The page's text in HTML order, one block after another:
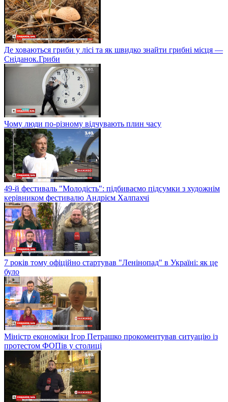
Де ховаються гриби у лісі та як швидко знайти грибні місця —
Сніданок.Гриби
Чому люди по-різному відчувають плин часу
49-й фестиваль "Молодість": підбиваємо підсумки з художнім
керівником фестивалю Андрієм Халпахчі
7 років тому офіційно стартував "Ленінопад" в Україні: як це
було
Міністр економіки Ігор Петрашко прокоментував ситуацію із
протестом ФОПів у столиці